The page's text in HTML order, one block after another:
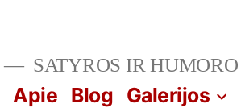
SATYROS IR
Apie Blog Galerijos